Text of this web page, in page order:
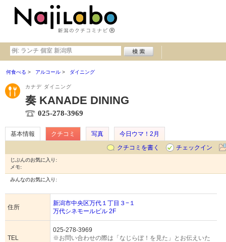
何食べる アルコール ダイニング
カナデ ダイニング
奏 KANADE DINING
025-278-3969
基本情報 クチコミ 写真
今日ウマ！2月
クチコミを書く
チェックイン
じぶんのお気に入り:
メモ:
みんなのお気に入り:
住所
新潟市中央区万代１丁目３−１
万代シネモールビル 2F
TEL
025-278-3969
※お問い合わせの際は「なじらぼ！を見た」とお伝えいた